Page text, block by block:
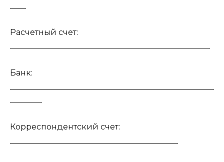
Расчетный счет:
Банк:
Корреспондентский счет: